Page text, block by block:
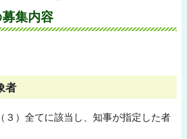
集内容
者
）全てに該当し、知事が指定した者